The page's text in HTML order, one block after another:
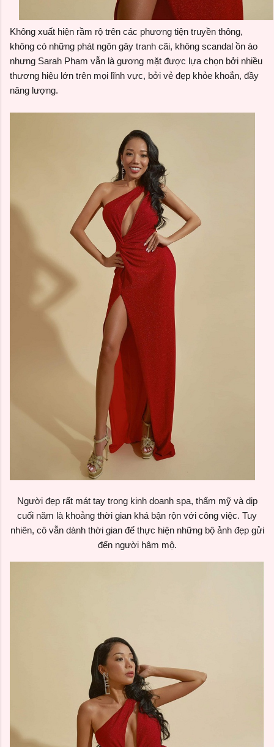
Không xuất hiện rầm rộ trên các phương tiện truyền thông,
không có những phát ngôn gây tranh cãi, không scandal ồn ào
nhưng Sarah Pham vẫn là gương mặt được lựa chọn bởi nhiều
thương hiệu lớn trên mọi lĩnh vực, bởi vẻ đẹp khỏe khoắn, đầy
năng lượng.
Người đẹp rất mát tay trong kinh doanh spa, thẩm mỹ và dịp
cuối năm là khoảng thời gian khá bận rộn với công việc. Tuy
nhiên, cô vẫn dành thời gian để thực hiện những bộ ảnh đẹp gửi
đến người hâm mộ.